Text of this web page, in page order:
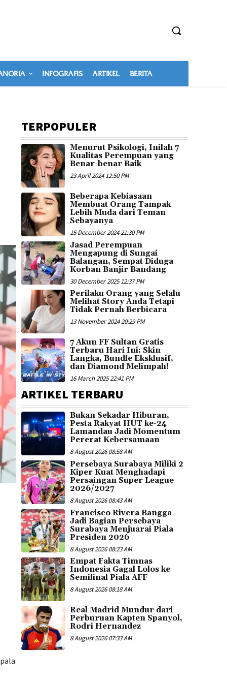
INFOGRAFIS ARTIKEL BERITA
TERPOPULER
Menurut Psikologi, Inilah 7
Kualitas Perempuan yang
Benar-benar Baik
23 April 2024 12:50 PM
Beberapa Kebiasaan
Membuat Orang Tampak
Lebih Muda dari Teman
Sebayanya
15 December 2024 21:30 PM
Jasad Perempuan
Mengapung di Sungai
Balangan, Sempat Diduga
Korban Banjir Bandang
30 December 2025 12:37 PM
Perilaku Orang yang Selalu
Melihat Story Anda Tetapi
Tidak Pernah Berbicara
13 November 2024 20:29 PM
7 Akun FF Sultan Gratis
Terbaru Hari Ini: Skin
Langka, Bundle Eksklusif,
dan Diamond Melimpah!
16 March 2025 22:41 PM
ARTIKEL TERBARU
Bukan Sekadar Hiburan,
Pesta Rakyat HUT ke-24
Lamandau Jadi Momentum
Pererat Kebersamaan
8 August 2026 08:58 AM
Persebaya Surabaya Miliki 2
Kiper Kuat Menghadapi
Persaingan Super League
2026/2027
8 August 2026 08:43 AM
Francisco Rivera Bangga
Jadi Bagian Persebaya
Surabaya Menjuarai Piala
Presiden 2026
8 August 2026 08:23 AM
Empat Fakta Timnas
Indonesia Gagal Lolos ke
Semifinal Piala AFF
8 August 2026 08:18 AM
Real Madrid Mundur dari
Perburuan Kapten Spanyol,
Rodri Hernandez
8 August 2026 07:33 AM